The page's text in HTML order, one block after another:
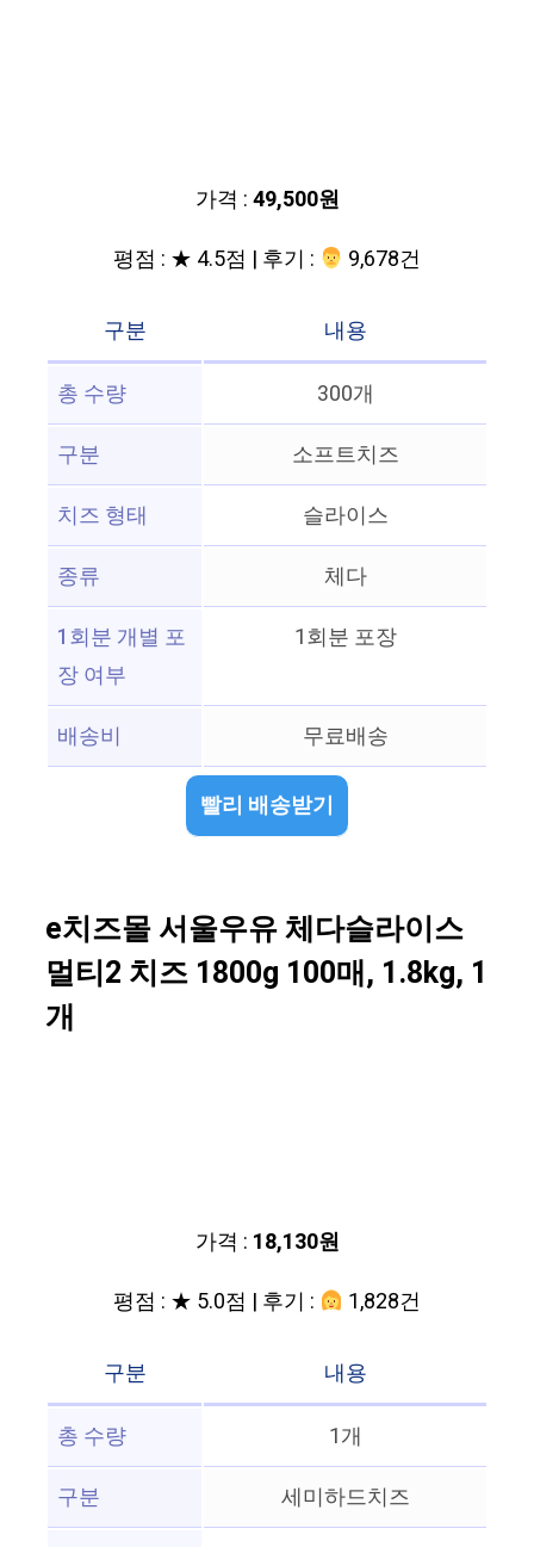
가격 :49,500원
평점 : ★ 4.5점 | 후기 :
‍‍ 9,678건
구분
내용
총 수량
300개
구분
소프트치즈
치즈 형태
슬라이스
종류
체다
1회분 개별 포
장 여부
1회분 포장
배송비 무료배송
빨리 배송받기
e치즈몰 서울우유 체다슬라이스
멀티2 치즈 1800g 100매, 1.8kg, 1
개
가격 : 18,130원
평점 : ★ 5.0점 | 후기 :
1,828건
구분
내용
총 수량
1개
구분
세미하드치즈